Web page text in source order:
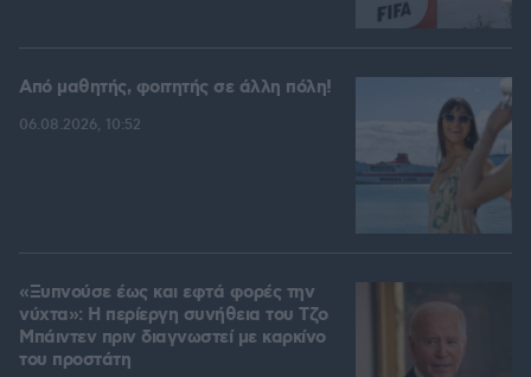
Από μαθητής, φοιτητής σε άλλη πόλη!
06.08.2026, 10:52
«Ξυπνούσε έως και εφτά φορές την
νύχτα»: Η περίεργη συνήθεια του Τζο
Μπάιντεν πριν διαγνωστεί με καρκίνο
του προστάτη